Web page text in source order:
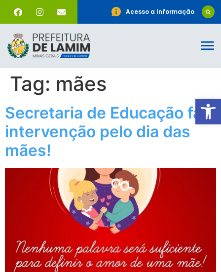
Acesso a Informação
Tag: mães
Secretaria de Educação faz
intervenção pelo dia das
mães!